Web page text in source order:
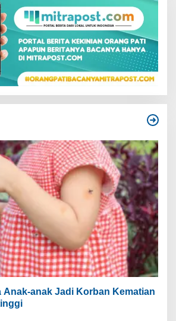
Anak-anak Jadi Korban Kematian